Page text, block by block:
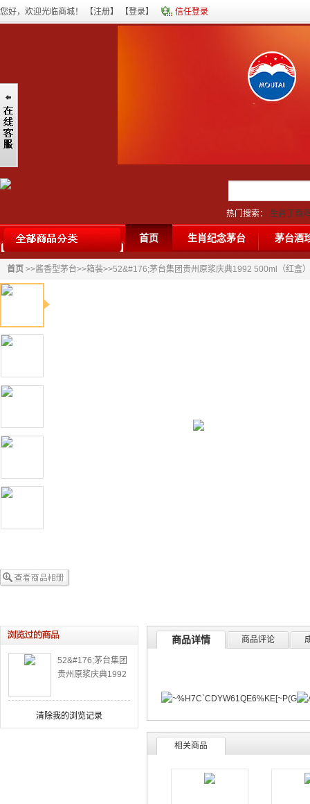
您好，欢迎光临商城！ 【注册】 【登录】 信任登录
热门搜索： 生肖丁酉
台酒 80年茅台酒 |
首页 生肖纪念茅台 茅台酒
首页 >>酱香型茅台>>箱装>>52&#176;茅台集团贵州原浆庆典1992 500ml（红盒
52&#176;茅台集团
贵州原浆庆典1992
瓶装）
清除我的浏览记录
商品详情 商品评论
相关商品